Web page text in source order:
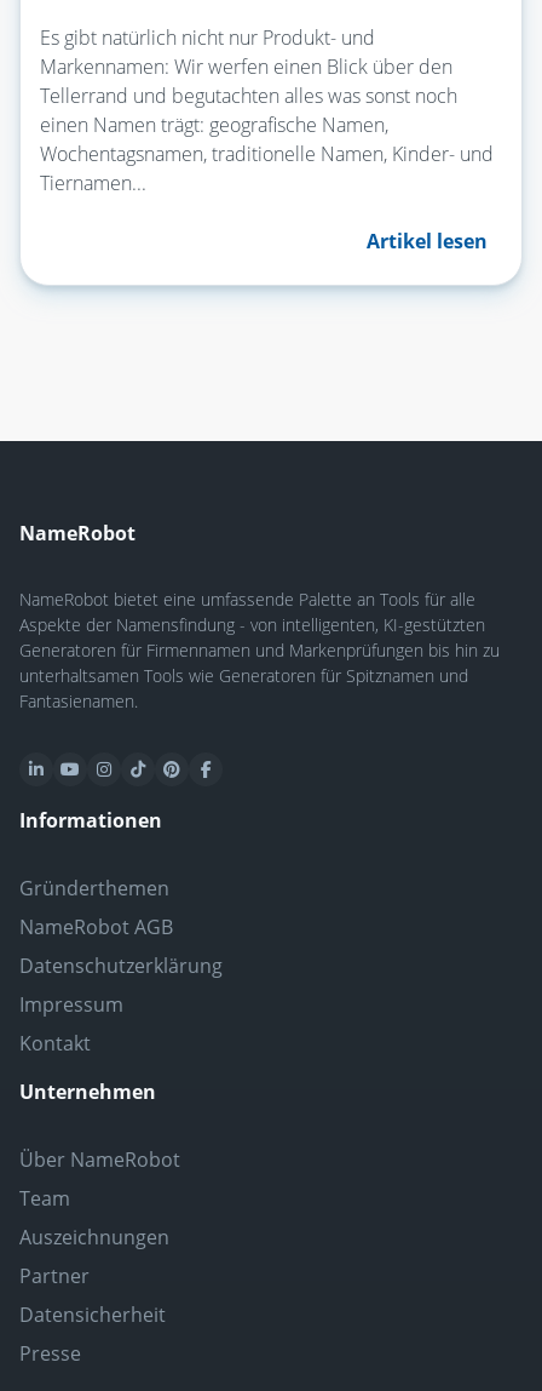
Es gibt natürlich nicht nur Produkt- und
Markennamen: Wir werfen einen Blick über den
Tellerrand und begutachten alles was sonst noch
einen Namen trägt: geografische Namen,
Wochentagsnamen, traditionelle Namen, Kinder- und
Tiernamen...
Artikel lesen
NameRobot
NameRobot bietet eine umfassende Palette an Tools für alle
Aspekte der Namensfindung - von intelligenten, KI-gestützten
Generatoren für Firmennamen und Markenprüfungen bis hin zu
unterhaltsamen Tools wie Generatoren für Spitznamen und
Fantasienamen.
Informationen
Gründerthemen
NameRobot AGB
Datenschutzerklärung
Impressum
Kontakt
Unternehmen
Über NameRobot
Team
Auszeichnungen
Partner
Datensicherheit
Presse